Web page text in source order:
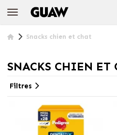
Snacks chien et chat
SNACKS CHIEN ET
Filtres